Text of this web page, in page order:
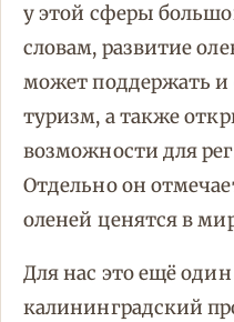
у этой сферы
словам, развитие
может поддержать
туризм, а также
возможности для
Отдельно он
оленей ценятся в
Для нас это ещё
калининградский